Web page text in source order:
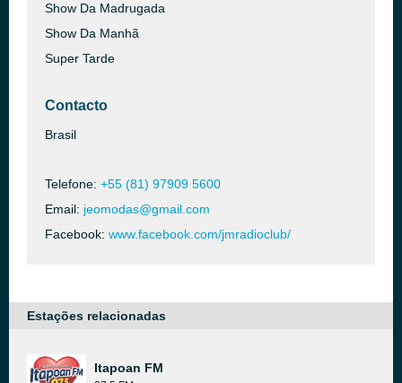
Show Da Madrugada
Show Da Manhã
Super Tarde
Contacto
Brasil
Telefone: +55 (81) 97909 5600
Email: jeomodas@gmail.com
Facebook: www.facebook.com/jmradioclub/
Estações relacionadas
Itapoan FM